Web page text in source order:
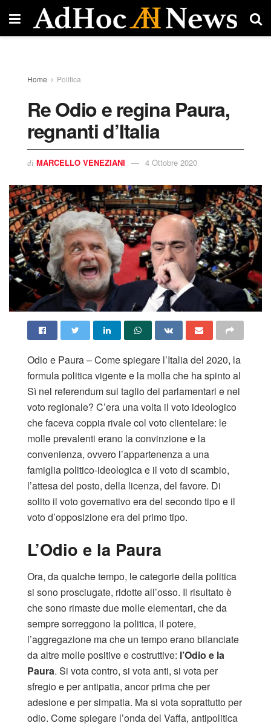
Home Politica
Re Odio e regina Paura,
regnanti d’Italia
di MARCELLO VENEZIANI 4 Ottobre 2020
Odio e Paura – Come spiegare l’Italia del 2020, la
formula politica vigente e la molla che ha spinto al
Sì nel referendum sul taglio dei parlamentari e nel
voto regionale? C’era una volta il voto ideologico
che faceva coppia rivale col voto clientelare: le
molle prevalenti erano la convinzione e la
convenienza, ovvero l’appartenenza a una
famiglia politico-ideologica e il voto di scambio,
l’attesa del posto, della licenza, del favore. Di
solito il voto governativo era del secondo tipo e il
voto d’opposizione era del primo tipo.
L’Odio e la Paura
Ora, da qualche tempo, le categorie della politica
si sono prosciugate, ridotte all’osso. Il risultato è
che sono rimaste due molle elementari, che da
sempre sorreggono la politica, il potere,
l’aggregazione ma che un tempo erano bilanciate
da altre molle positive e costruttive: l’Odio e la
Paura. Si vota contro, si vota anti, si vota per
sfregio e per antipatia, ancor prima che per
adesione e per simpatia. Ma si vota soprattutto per
odio. Come spiegare l’onda del Vaffa, antipolitica